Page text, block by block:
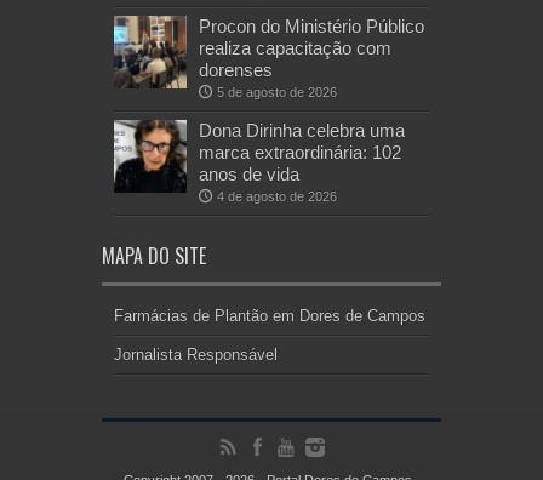
Procon do Ministério Público
realiza capacitação com
dorenses
5 de agosto de 2026
Dona Dirinha celebra uma
marca extraordinária: 102
anos de vida
4 de agosto de 2026
MAPA DO SITE
Farmácias de Plantão em Dores de Campos
Jornalista Responsável